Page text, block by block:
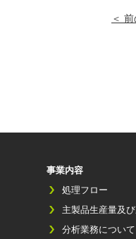
＜
事業内容
処理フロー
主製品生産量及
分析業務について